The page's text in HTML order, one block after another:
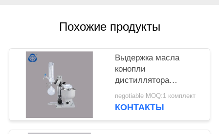
Похожие продукты
Выдержка масла
конопли
дистиллятора
эфирного масла
роторного испарителя
negotiable MOQ:1 комплект
КОНТАКТЫ